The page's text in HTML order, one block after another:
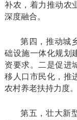
补农，着力推动农
深度融合。
第四，推动城
础设施一体化规划
资要求。二是促进
移人口市民化，推
农村养老扶持力度。
第五，壮大新